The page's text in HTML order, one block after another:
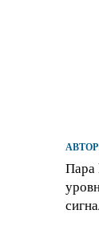
Пара